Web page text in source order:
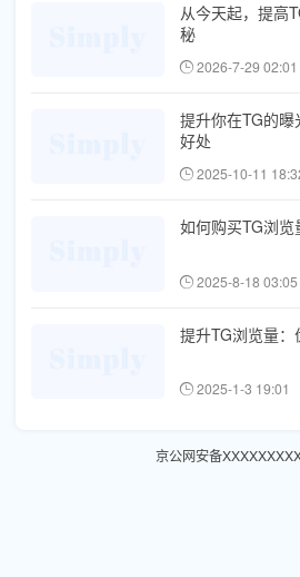
从今天起，提高
秘
2026-7-29 02:01
提升你在TG的
好处
2025-10-11
如何购买TG浏
2025-8-18 03:05
提升TG浏览量
2025-1-3 19:01
京公网安备